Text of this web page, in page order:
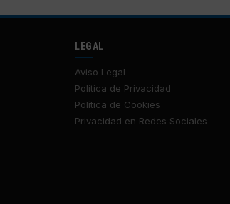
LEGAL
Aviso Legal
Política de Privacidad
Política de Cookies
Privacidad en Redes Sociales